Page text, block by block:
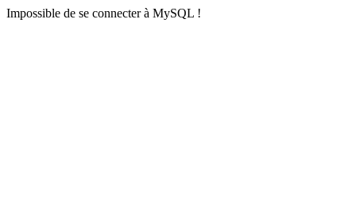
Impossible de se connecter à MySQL !